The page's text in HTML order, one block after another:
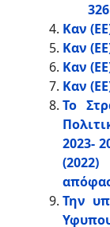
Καν
Καν
Καν
Καν
Το
2023-
Την